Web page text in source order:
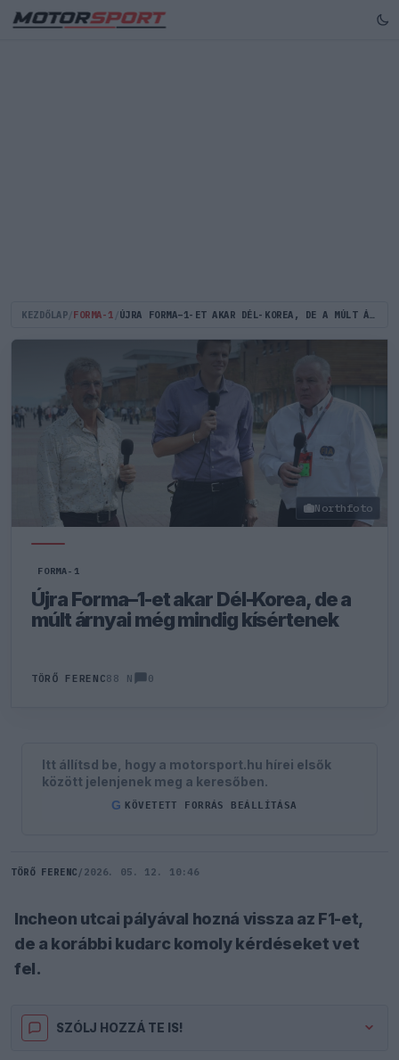
KEZDŐLAP FORMA-1 ÚJRA FORMA–1-ET AKAR DÉL-KOREA, DE A MÚLT ÁRNYAI MÉG MINDIG KÍSÉRTENEK
Northfoto
FORMA-1
Újra Forma–1-et akar Dél-Korea, de a
múlt árnyai még mindig kísértenek
TÖRŐ FERENC88 N 0
Itt állítsd be, hogy a motorsport.hu hírei elsők
között jelenjenek meg a keresőben.
G KÖVETETT FORRÁS BEÁLLÍTÁSA
TÖRŐ FERENC / 2026. 05. 12. 10:46
Incheon utcai pályával hozná vissza az F1-et,
de a korábbi kudarc komoly kérdéseket vet
fel.
SZÓLJ HOZZÁ TE IS!